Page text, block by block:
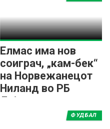
Елмас има нов
соиграч, „кам-бек“
на Норвежанецот
Ниланд во РБ
Лајпциг
ФУДБАЛ